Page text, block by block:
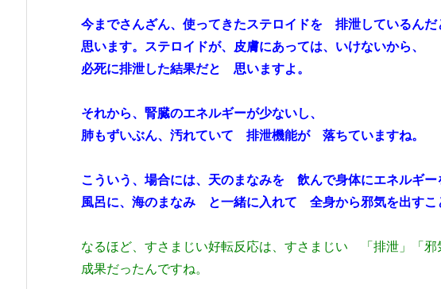
今までさんざん、使ってきたステロイドを 排泄しているんだ
思います。ステロイドが、皮膚にあっては、いけないから、
必死に排泄した結果だと 思いますよ。
それから、腎臓のエネルギーが少ないし、
肺もずいぶん、汚れていて 排泄機能が 落ちていますね。
こういう、場合には、天のまなみを 飲んで身体にエネルギー
風呂に、海のまなみ と一緒に入れて 全身から邪気を出すこ
なるほど、すさまじい好転反応は、すさまじい 「排泄」「邪
成果だったんですね。